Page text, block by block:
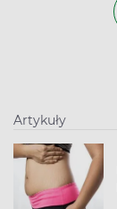
Artykuły